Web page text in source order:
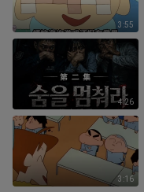
3:55
4:26
3:16